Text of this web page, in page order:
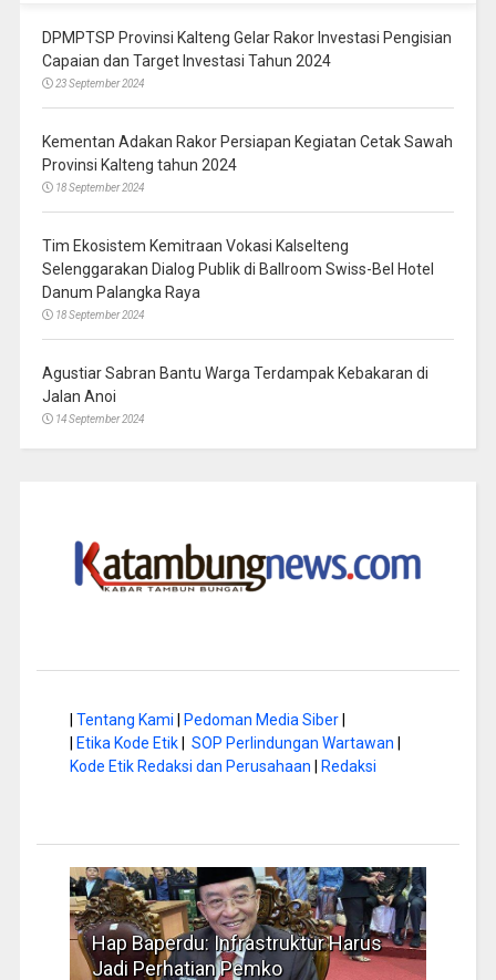
DPMPTSP Provinsi Kalteng Gelar Rakor Investasi Pengisian
Capaian dan Target Investasi Tahun 2024
23 September 2024
Kementan Adakan Rakor Persiapan Kegiatan Cetak Sawah
Provinsi Kalteng tahun 2024
18 September 2024
Tim Ekosistem Kemitraan Vokasi Kalselteng
Selenggarakan Dialog Publik di Ballroom Swiss-Bel Hotel
Danum Palangka Raya
18 September 2024
Agustiar Sabran Bantu Warga Terdampak Kebakaran di
Jalan Anoi
14 September 2024
Tentang Kami Pedoman Media Siber|
Etika Kode Etik| SOP Perlindungan Wartawan
Kode Etik Redaksi dan Perusahaan
Redaksi
Hap Baperdu: Infrastruktur Harus
Jadi Perhatian Pemko